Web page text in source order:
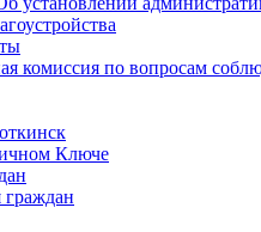
комиссия по вопросам
Ключе